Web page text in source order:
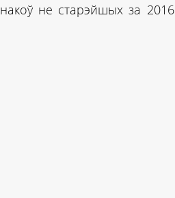
не старэйшых за 2016